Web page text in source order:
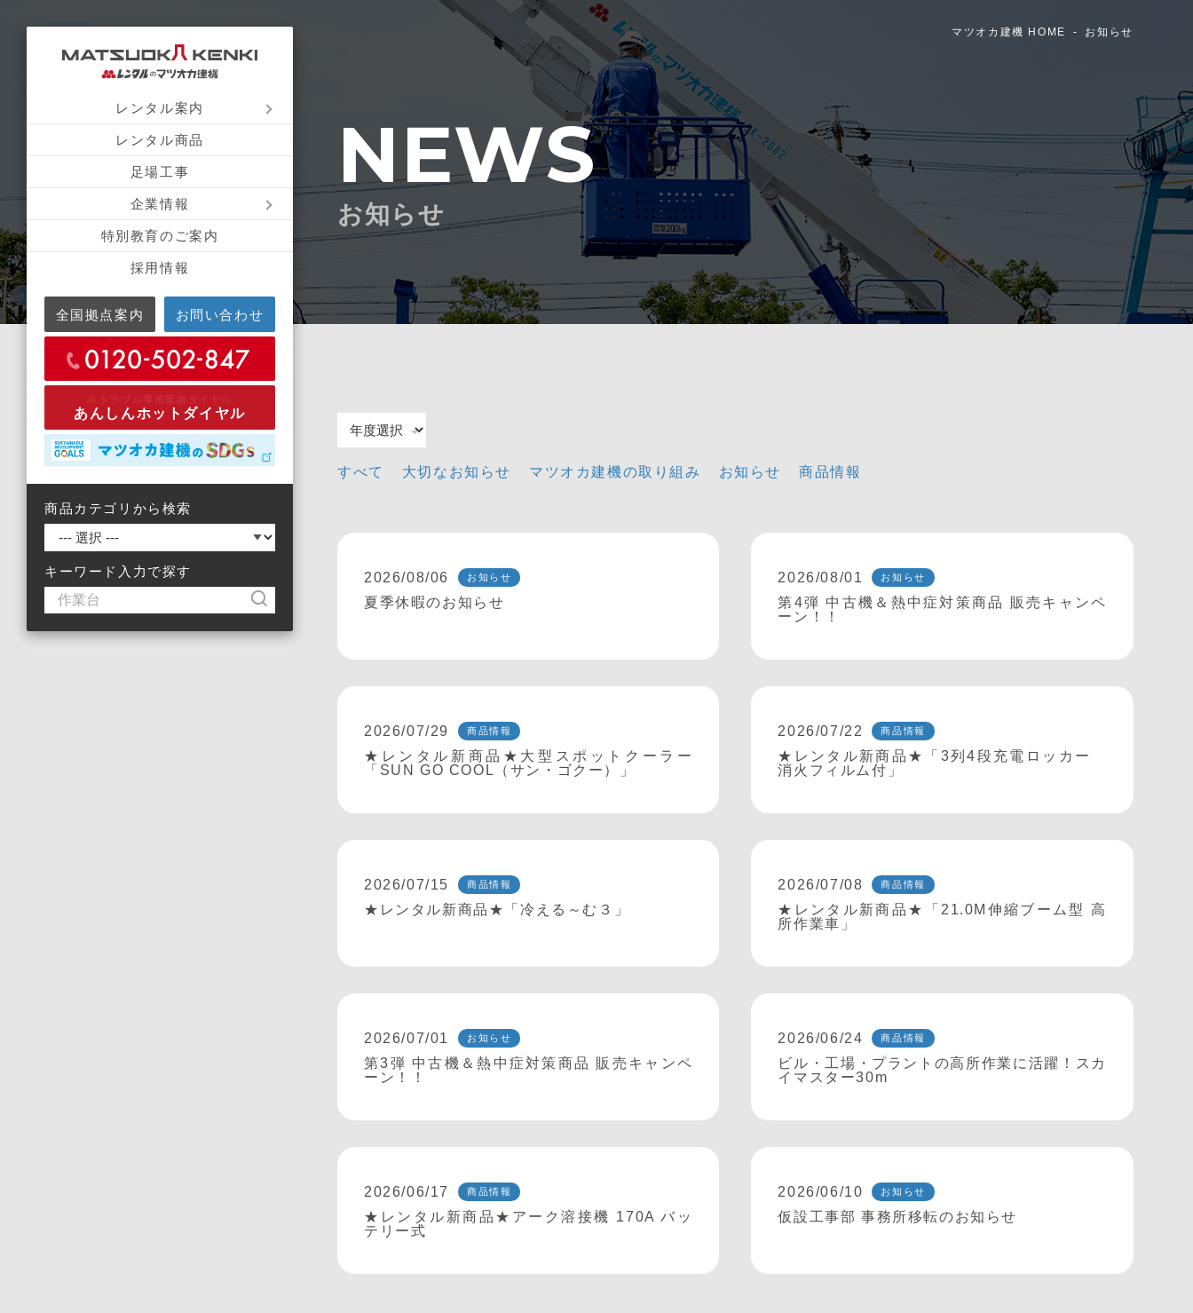
レンタル案内
レンタル商品
足場工事
企業情報
特別教育のご案内
採用情報
全国拠点案内 お問い合わせ
あんしんホットダイヤル
商品カテゴリから検索
キーワード入力で探す
マツオカ建機 HOME お知らせ
NEWS
お知らせ
すべて 大切なお知らせ マツオカ建機の取り組み お知らせ 商品情報
2026/08/06 お知らせ
夏季休暇のお知らせ
2026/08/01 お知らせ
第4弾 中古機＆熱中症対策商品 販売キャンペ
ーン！！
2026/07/29 商品情報
★レンタル新商品★大型スポットクーラー
「SUN GO COOL（サン・ゴクー）」
2026/07/22 商品情報
★レンタル新商品★「3列4段充電ロッカー
消火フィルム付」
2026/07/15 商品情報
★レンタル新商品★「冷える～む３」
2026/07/08 商品情報
★レンタル新商品★「21.0M伸縮ブーム型 高
所作業車」
2026/07/01 お知らせ
第3弾 中古機＆熱中症対策商品 販売キャンペ
ーン！！
2026/06/24 商品情報
ビル・工場・プラントの高所作業に活躍！スカ
イマスター30m
2026/06/17 商品情報
★レンタル新商品★アーク溶接機 170A バッ
テリー式
2026/06/10 お知らせ
仮設工事部 事務所移転のお知らせ